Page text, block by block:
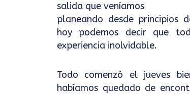
salida que veníamos
planeando desde principios
hoy podemos decir que
experiencia inolvidable.
Todo comenzó el jueves
habíamos quedado de